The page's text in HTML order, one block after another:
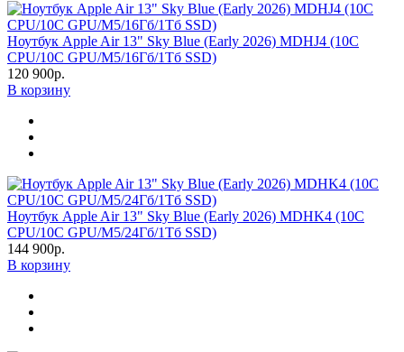
Ноутбук Apple Air 13" Sky Blue (Early 2026) MDHJ4 (10C
CPU/10C GPU/M5/16Гб/1Тб SSD)
120 900р.
В корзину
Ноутбук Apple Air 13" Sky Blue (Early 2026) MDHK4 (10C
CPU/10C GPU/M5/24Гб/1Тб SSD)
144 900р.
В корзину